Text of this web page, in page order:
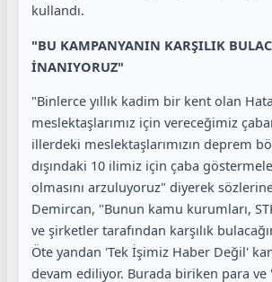
kullandı.
"BU KAMPANYANIN KARŞILIK
İNANIYORUZ"
"Binlerce yıllık kadim bir kent olan
meslektaşlarımız için vereceğimiz
illerdeki meslektaşlarımızın deprem
dışındaki 10 ilimiz için çaba
olmasını arzuluyoruz" diyerek
Demircan, "Bunun kamu kurumları,
ve şirketler tarafından karşılık
Öte yandan 'Tek İşimiz Haber Değil'
devam ediliyor. Burada biriken para ve